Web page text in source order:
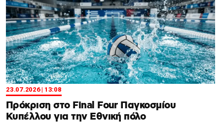
23.07.2026 | 13:08
Πρόκριση στο Final Four Παγκοσμίου
Κυπέλλου για την Εθνική πόλο